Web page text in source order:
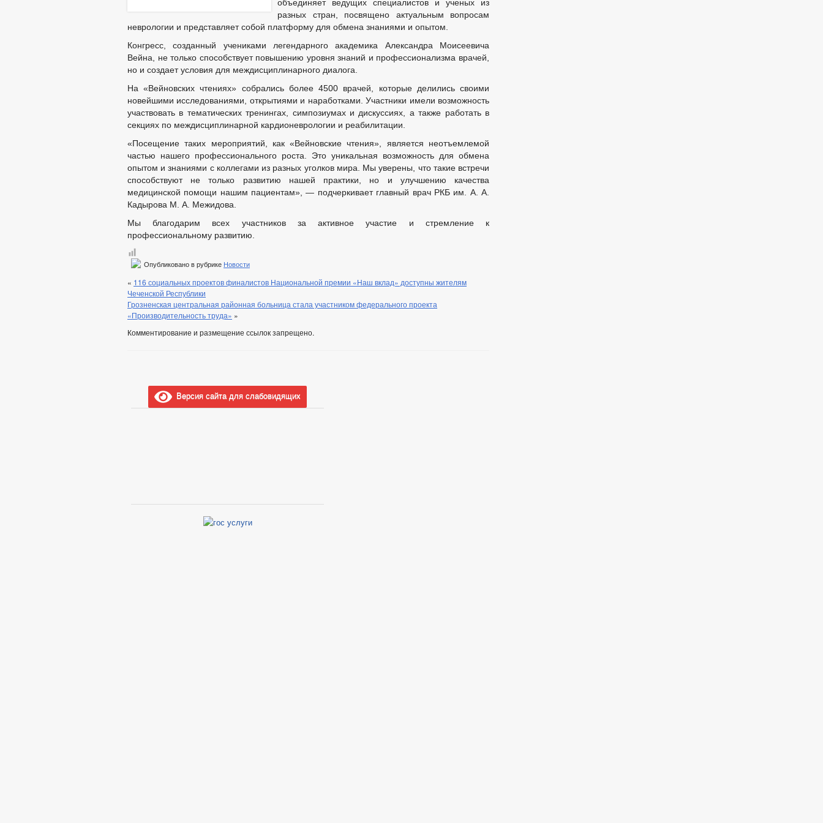
ФОРМЫ ЗАЯВЛЕНИЙ ПО МУНИЦИПАЛЬНЫМ УСЛУГАМ
МУНИЦИПАЛЬНЫЕ УСЛУГИ
НОРМАТИВНО-ПРАВОВЫЕ АКТЫ
СТАНДАРТЫ МУНИЦИПАЛЬНЫХ УСЛУГ
ПРИЕМ ГРАЖДАН
ОБРАЩЕНИЕ К ГЛАВЕ ГРАФИК ПРИЕМА ГРАЖДАН
ОБЗОРЫ ОБРАЩЕНИЙ ГРАЖДАН
ФОРМА ОБРАЩЕНИЙ И ЗАЯВЛЕНИЙ
ПОРЯДОК РАССМОТРЕНИЯ ОБРАЩЕНИЙ
РЕГЛАМЕНТ РАССМОТРЕНИЯ ОБРАЩЕНИЙ
объединяет ведущих специалистов и ученых из
разных стран, посвящено актуальным вопросам
неврологии и представляет собой платформу для обмена знаниями и опытом.
Конгресс, созданный учениками легендарного академика Александра Моисеевича
Вейна, не только способствует повышению уровня знаний и профессионализма врачей,
но и создает условия для междисциплинарного диалога.
На «Вейновских чтениях» собрались более 4500 врачей, которые делились своими
новейшими исследованиями, открытиями и наработками. Участники имели возможность
участвовать в тематических тренингах, симпозиумах и дискуссиях, а также работать в
секциях по междисциплинарной кардионеврологии и реабилитации.
«Посещение таких мероприятий, как «Вейновские чтения», является неотъемлемой
частью нашего профессионального роста. Это уникальная возможность для обмена
опытом и знаниями с коллегами из разных уголков мира. Мы уверены, что такие встречи
способствуют не только развитию нашей практики, но и улучшению качества
медицинской помощи нашим пациентам», — подчеркивает главный врач РКБ им. А. А.
Кадырова М. А. Межидова.
Мы благодарим всех участников за активное участие и стремление к
профессиональному развитию.
Опубликовано в рубрике Новости
« 116 социальных проектов финалистов Национальной премии «Наш вклад» доступны жителям
Чеченской Республики
Грозненская центральная районная больница стала участником федерального проекта
«Производительность труда» »
Комментирование и размещение ссылок запрещено.
Версия сайта для слабовидящих